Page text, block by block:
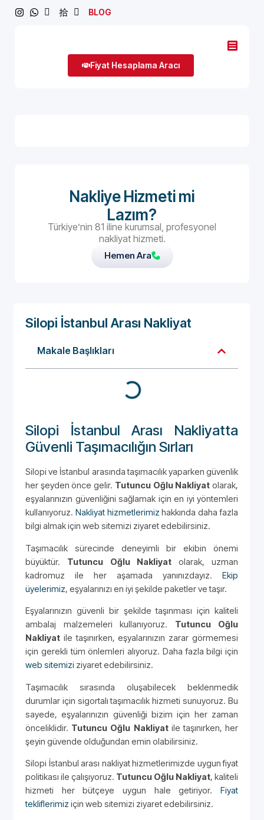
BLOG
Fiyat Hesaplama Aracı
Nakliye Hizmeti mi
Lazım?
Türkiye’nin 81 iline kurumsal, profesyonel
nakliyat hizmeti.
Hemen Ara
Silopi İstanbul Arası Nakliyat
Makale Başlıkları
Silopi İstanbul Arası Nakliyatta
Güvenli Taşımacılığın Sırları
Silopi ve İstanbul arasında taşımacılık yaparken güvenlik
her şeyden önce gelir. Tutuncu Oğlu Nakliyat olarak,
eşyalarınızın güvenliğini sağlamak için en iyi yöntemleri
kullanıyoruz. Nakliyat hizmetlerimiz hakkında daha fazla
bilgi almak için web sitemizi ziyaret edebilirsiniz.
Taşımacılık sürecinde deneyimli bir ekibin önemi
büyüktür. Tutuncu Oğlu Nakliyat olarak, uzman
kadromuz ile her aşamada yanınızdayız. Ekip
üyelerimiz, eşyalarınızı en iyi şekilde paketler ve taşır.
Eşyalarınızın güvenli bir şekilde taşınması için kaliteli
ambalaj malzemeleri kullanıyoruz. Tutuncu Oğlu
Nakliyat ile taşınırken, eşyalarınızın zarar görmemesi
için gerekli tüm önlemleri alıyoruz. Daha fazla bilgi için
web sitemizi ziyaret edebilirsiniz.
Taşımacılık sırasında oluşabilecek beklenmedik
durumlar için sigortalı taşımacılık hizmeti sunuyoruz. Bu
sayede, eşyalarınızın güvenliği bizim için her zaman
önceliklidir. Tutuncu Oğlu Nakliyatile taşınırken, her
şeyin güvende olduğundan emin olabilirsiniz.
Silopi İstanbul arası nakliyat hizmetlerimizde uygun fiyat
politikası ile çalışıyoruz. Tutuncu Oğlu Nakliyat, kaliteli
hizmeti her bütçeye uygun hale getiriyor. Fiyat
tekliflerimiz için web sitemizi ziyaret edebilirsiniz.